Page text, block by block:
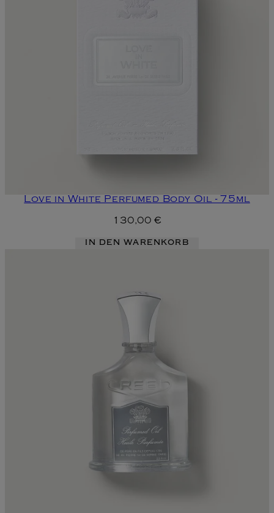
Love in White Perfumed Body Oil - 75ml
130,00 €
IN DEN WARENKORB